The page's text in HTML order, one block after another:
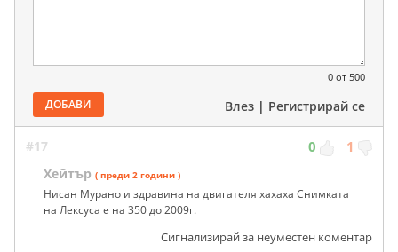
0 от 500
ДОБАВИ Влез | Регистрирай се
#17 0 1
Хейтър ( преди 2 години )
Нисан Мурано и здравина на двигателя хахаха Снимката
на Лексуса е на 350 до 2009г.
Сигнализирай за неуместен коментар